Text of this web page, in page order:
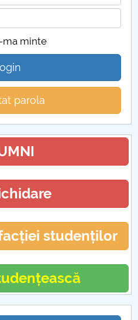
ma minte
parola
studenților